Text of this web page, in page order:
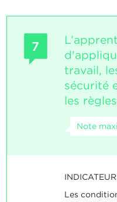
7
travail,
sécurité
les
Note
Les